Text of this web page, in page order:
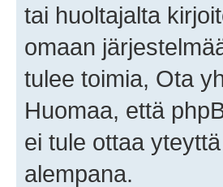
tai huoltajalta
omaan
tulee toimia, Ota
Huomaa, että
ei tule ottaa
alempana.